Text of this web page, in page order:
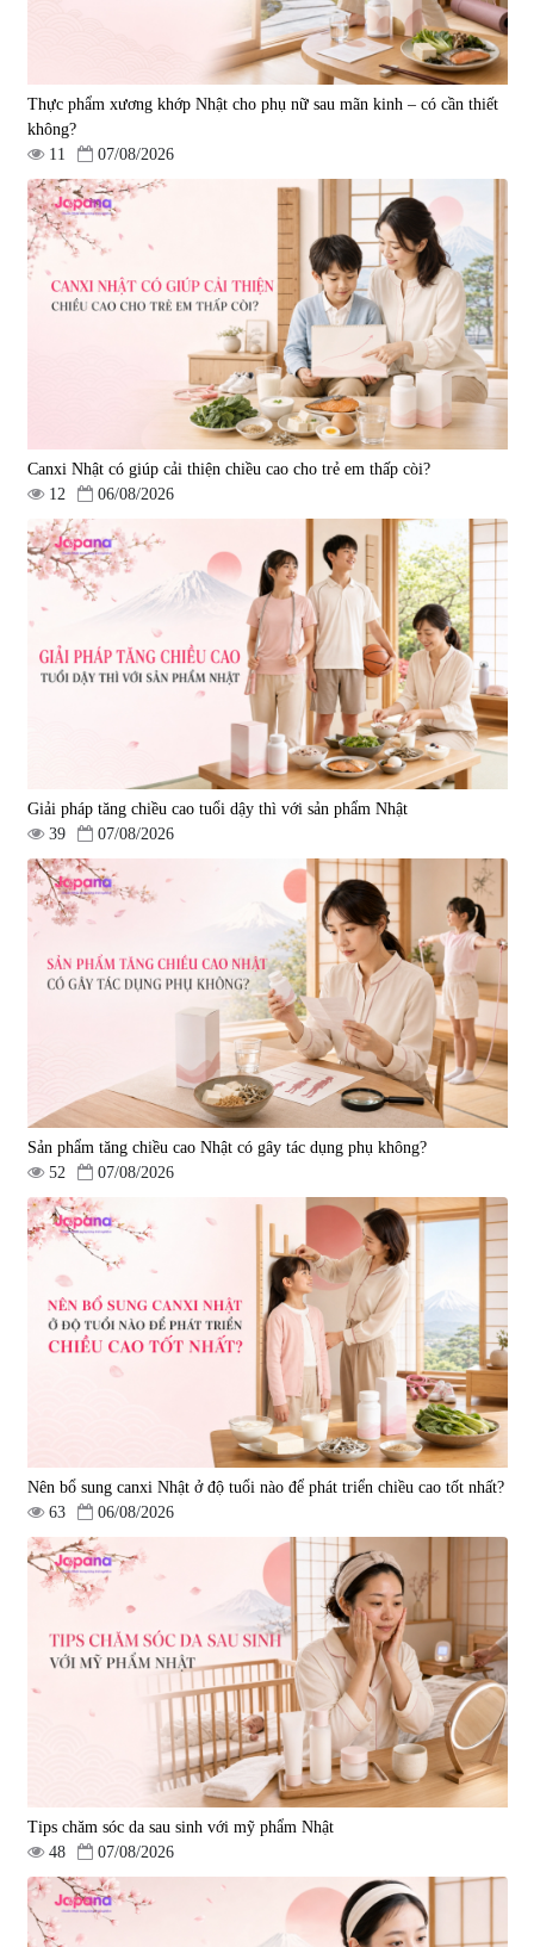
Tẩy tế bào chết Nichiei Bussan
Nano NMN+ Peeling Gel
Luxury 200g
1.490.000 đ
Viên uống hỗ trợ bền thành
mạch, ngừa tai biến Elastin Plus
& Nattokinase Hokoen 80 viên
|0
980.000 đ
Viên uống bổ gan Ribeto Shoji
Hepaclean 60 viên
543.205
690.000 đ
Viên uống hỗ trợ cải thiện thoát
vị đĩa đệm Kyoto Has 30 viên
14.560
1.600.000 đ
Viên uống hỗ trợ giấc ngủ Fujina
Sleepy Nhật Bản 80 viên
|13.760
580.000 đ
điều trị đột quỵ Biken Kinase
Gold 60 viên
|0
1.570.000 đ
Thực phẩm xương khớp Nhật cho phụ nữ sau mãn kinh – có cần thiết
không?
11
07/08/2026
Canxi Nhật có giúp cải thiện chiều cao cho trẻ em thấp còi?
12
06/08/2026
Giải pháp tăng chiều cao tuổi dậy thì với sản phẩm Nhật
39
07/08/2026
Sản phẩm tăng chiều cao Nhật có gây tác dụng phụ không?
52
07/08/2026
Nên bổ sung canxi Nhật ở độ tuổi nào để phát triển chiều cao tốt nhất?
63
06/08/2026
Tips chăm sóc da sau sinh với mỹ phẩm Nhật
48
07/08/2026